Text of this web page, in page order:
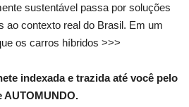
sustentável passa por soluções
ao contexto real do Brasil. Em um
os carros híbridos >>>
indexada e trazida até você pelo
AUTOMUNDO.